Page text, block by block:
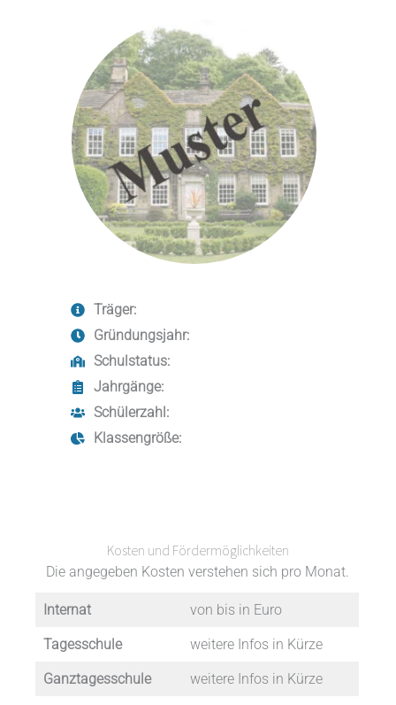
Träger:
Gründungsjahr:
Schulstatus:
Jahrgänge:
Schülerzahl:
Klassengröße:
Kosten und Fördermöglichkeiten
Die angegeben Kosten verstehen sich pro Monat.
Internat von bis in Euro
Tagesschule weitere Infos in Kürze
Ganztagesschule weitere Infos in Kürze